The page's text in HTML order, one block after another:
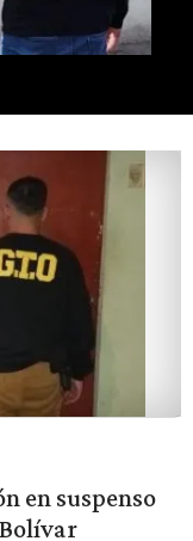
en suspenso